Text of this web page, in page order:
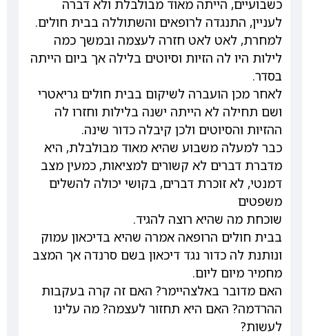
כשבועיים, הייתה מאוד מבולבלת ולא דברה
לעניין, התנגדה לרופאים והשתוללה בבית חולים.
למחרת, לאט לאט חזרה לעצמה ובמשך כמה
לילות היו לה הזיות וסיוטים בלילה אך ביום הייתה
בסדר.
לאחר מכן הועברה לשיקום בבית חולים גריאטרי
ושם תחילה לא הייתה ישנה בלילות וחזרו לה
ההזיות והסיוטים ולכן קיבלה כדור שינה.
כבר למעלה משבוע שהיא מאוד מבולבלת, היא
מדברת דברים לא קשורים למציאות, כמעין מצב
דמנטי, לא זוכרת דברים, בקושי יכולה להשלים
משפטים
שוכחת מה שהיא רוצה להגיד.
בבית חולים הרופאה אמרה שהיא בדיכאון עמוק
ונותנת לה כדור נגד דיכאון בשם סרנדה אך המצב
מחמיר מיום ליום.
האם מדובר באלצהיימר? האם זה קרה בעקבות
ההרדמה? האם היא תחזור לעצמה? מה עלינו
לעשות?